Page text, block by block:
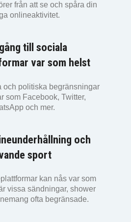
från att se och spåra din
onlineaktivitet.
till sociala
var som helst
och politiska begränsningar
som Facebook, Twitter,
och mer.
och
sport
kan nås var som
vissa sändningar, shower
ofta begränsade.